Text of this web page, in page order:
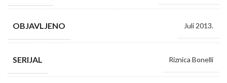
OBJAVLJENO Juli 2013.
SERIJAL Riznica Bonelli